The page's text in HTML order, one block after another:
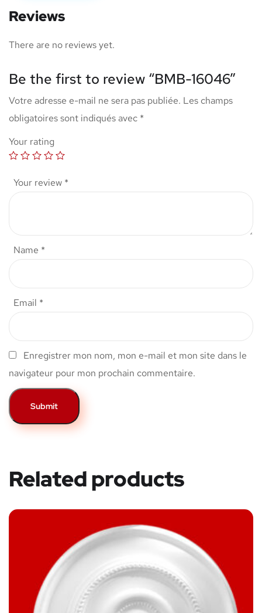
Reviews
There are no reviews yet.
Be the first to review “BMB-16046”
Votre adresse e-mail ne sera pas publiée. Les champs
obligatoires sont indiqués avec *
Your rating
Your review *
Name *
Email *
Enregistrer mon nom, mon e-mail et mon site dans le
navigateur pour mon prochain commentaire.
Related products